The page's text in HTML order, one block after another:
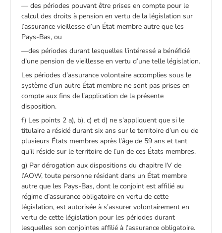
— des périodes pouvant être prises en compte pour le
calcul des droits à pension en vertu de la législation sur
l’assurance vieillesse d’un État membre autre que les
Pays-Bas, ou
—des périodes durant lesquelles l’intéressé a bénéficié
d’une pension de vieillesse en vertu d’une telle législation.
Les périodes d’assurance volontaire accomplies sous le
système d’un autre État membre ne sont pas prises en
compte aux fins de l’application de la présente
disposition.
f) Les points 2 a), b), c) et d) ne s’appliquent que si le
titulaire a résidé durant six ans sur le territoire d’un ou de
plusieurs États membres après l’âge de 59 ans et tant
qu’il réside sur le territoire de l’un de ces États membres.
g) Par dérogation aux dispositions du chapitre IV de
l’AOW, toute personne résidant dans un État membre
autre que les Pays-Bas, dont le conjoint est affilié au
régime d’assurance obligatoire en vertu de cette
législation, est autorisée à s’assurer volontairement en
vertu de cette législation pour les périodes durant
lesquelles son conjointes affilié à l’assurance obligatoire.